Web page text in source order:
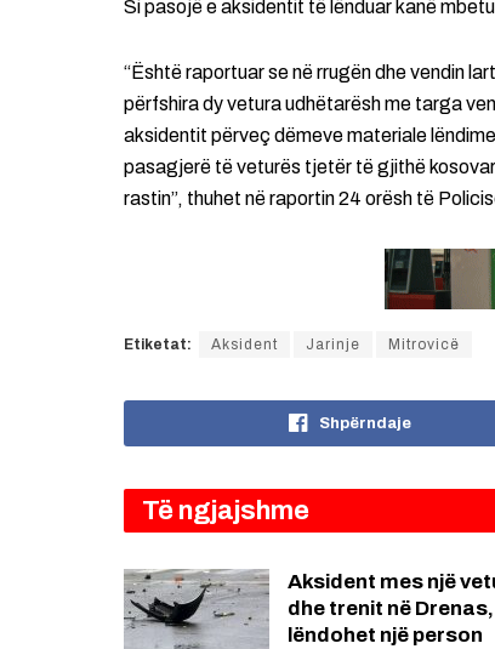
Si pasojë e aksidentit të lënduar kanë
“Është raportuar se në rrugën dhe vendin
përfshira dy vetura udhëtarësh me targa
aksidentit përveç dëmeve materiale
pasagjerë të veturës tjetër të gjithë
rastin”, thuhet në raportin 24 orësh të
Etiketat: Aksident Jarinje Mitrovicë
Shpërndaje
Të ngjajshme
Aksident mes një
dhe trenit në Drenas,
lëndohet një person